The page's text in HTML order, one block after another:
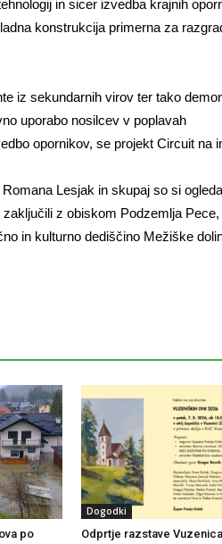
in sicer izvedba krajnih
konstrukcija primerna za
iz sekundarnih virov ter tako
uporabo nosilcev v poplavah
opornikov, se projekt Circuit na
Lesjak in skupaj so si
z obiskom Podzemlja
in kulturno dediščino Mežiške
po
Dogodki
Odprtje razstave